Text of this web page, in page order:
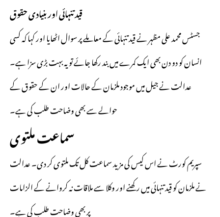
قید تنہائی اور بنیادی حقوق
جسٹس محمد علی مظہر نے قید تنہائی کے معاملے پر سوال اٹھایا اور کہا کہ کسی
انسان کو دو دن بھی ایک کمرے میں بند رکھا جائے تو یہ بہت بڑی سزا ہے۔
عدالت نے جیل میں موجود ملزمان کے حالات اور ان کے حقوق کے
حوالے سے بھی وضاحت طلب کی ہے۔
سماعت ملتوی
سپریم کورٹ نے اس کیس کی مزید سماعت کل تک ملتوی کر دی۔ عدالت
نے ملزمان کو قید تنہائی میں رکھنے اور وکلا سے ملاقات نہ کروانے کے الزامات
پر بھی وضاحت طلب کی ہے۔